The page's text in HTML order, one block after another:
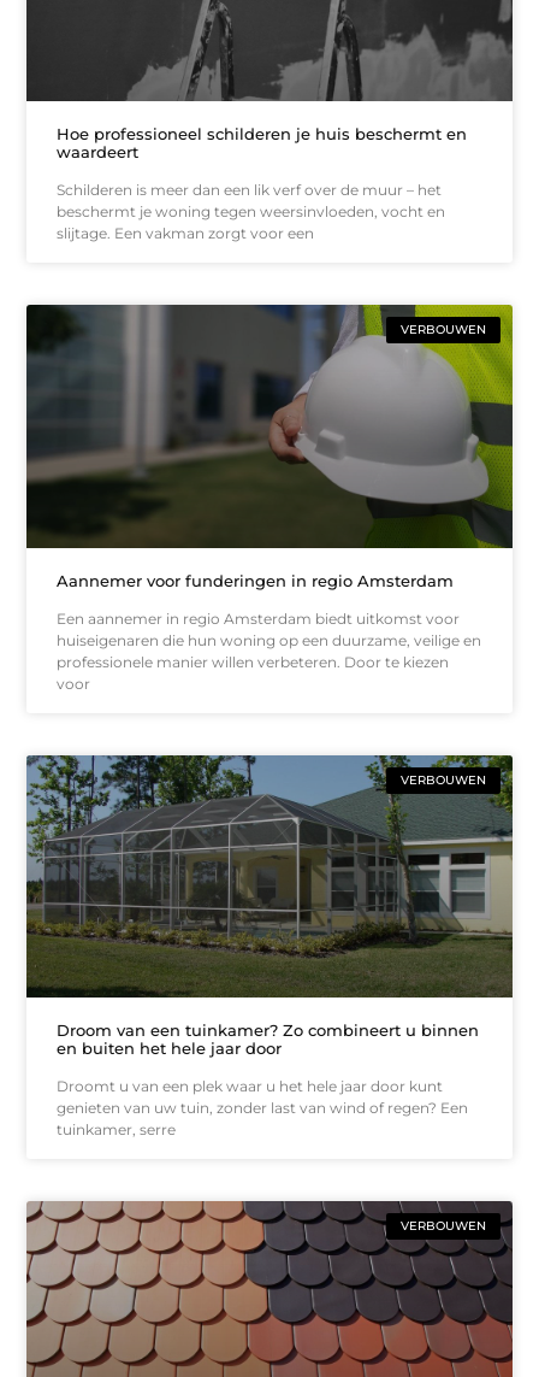
Hoe professioneel schilderen je huis beschermt en
waardeert
Schilderen is meer dan een lik verf over de muur – het
beschermt je woning tegen weersinvloeden, vocht en
slijtage. Een vakman zorgt voor een
VERBOUWEN
Aannemer voor funderingen in regio Amsterdam
Een aannemer in regio Amsterdam biedt uitkomst voor
huiseigenaren die hun woning op een duurzame, veilige en
professionele manier willen verbeteren. Door te kiezen
voor
VERBOUWEN
Droom van een tuinkamer? Zo combineert u binnen
en buiten het hele jaar door
Droomt u van een plek waar u het hele jaar door kunt
genieten van uw tuin, zonder last van wind of regen? Een
tuinkamer, serre
VERBOUWEN